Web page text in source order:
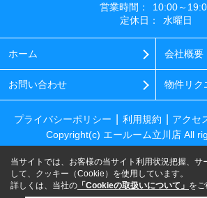
営業時間：
10:00～
定休日：
水曜日
ホーム 会社概要
お問い合わせ 物件リク
プライバシーポリシー 利用規約 アクセ
Copyright(c) エールーム立川店 All
当サイトでは、お客様の当サイト利用状況把握、サ
して、クッキー（Cookie）を使用しています。
詳しくは、当社の 「Cookieの取扱いについて」 をご